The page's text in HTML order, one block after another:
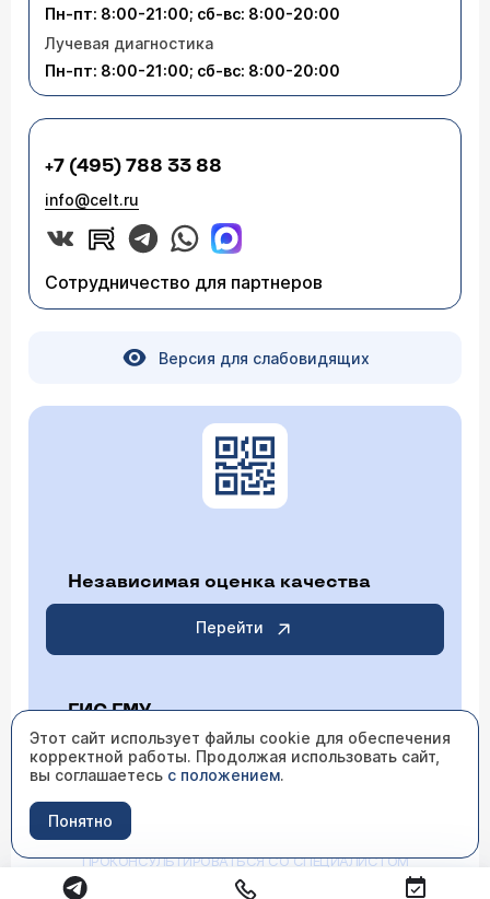
Пн-пт: 8:00-21:00; сб-вс: 8:00-20:00
Лучевая диагностика
Пн-пт: 8:00-21:00; сб-вс: 8:00-20:00
+7 (495) 788 33 88
info@celt.ru
Сотрудничество для партнеров
Версия для слабовидящих
Независимая оценка качества
Перейти
ГИС ГМУ
Перейти
ИМЕЮТСЯ ПРОТИВОПОКАЗАНИЯ НЕОБХОДИМО
ПРОКОНСУЛЬТИРОВАТЬСЯ СО СПЕЦИАЛИСТОМ
Этот сайт использует файлы cookie для обеспечения
корректной работы. Продолжая использовать сайт,
вы соглашаетесь с положением.
Понятно